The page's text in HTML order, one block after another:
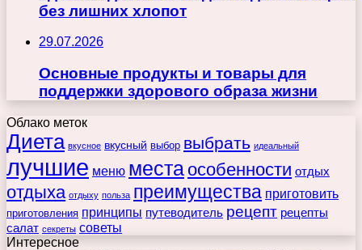
без лишних хлопот
29.07.2026
Основные продукты и товары для
поддержки здорового образа жизни
Облако меток
Диета вкусное вкусный выбор выбрать идеальный
лучшие меню места особенности отдых
отдыха отдыху польза преимущества приготовить
приготовления принципы путеводитель рецепт рецепты
салат секреты советы
Интересное